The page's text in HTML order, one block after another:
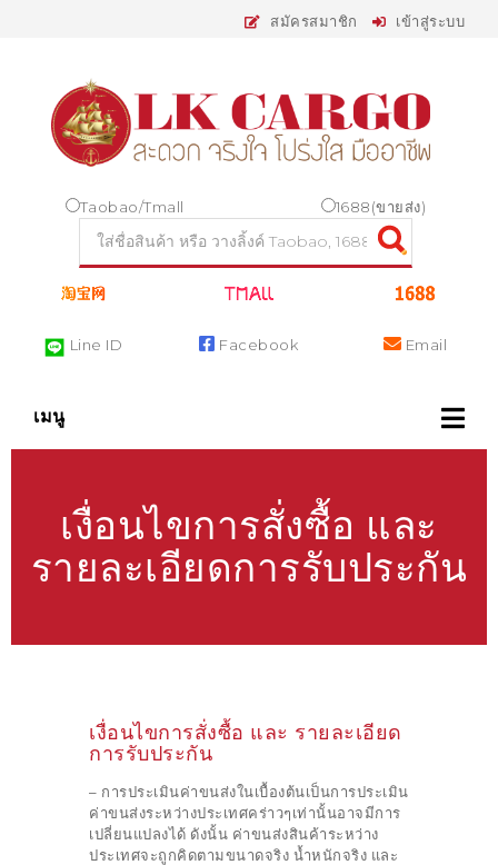
สมัครสมาชิก เข้าสู่ระบบ
Taobao/Tmall 1688(ขายส่ง)
Line ID Facebook Email
เมนู
เงื่อนไขการสั่งซื้อ และ
รายละเอียดการรับประกัน
เงื่อนไขการสั่งซื้อ และ รายละเอียด
การรับประกัน
– การประเมินค่าขนส่งในเบื้องต้นเป็นการประเมิน
ค่าขนส่งระหว่างประเทศคร่าวๆเท่านั้นอาจมีการ
เปลี่ยนแปลงได้ ดังนั้น ค่าขนส่งสินค้าระหว่าง
ประเทศจะถูกคิดตามขนาดจริง น้ำหนักจริง และ